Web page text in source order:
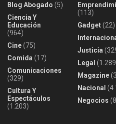
Blog Abogado (5)
Ciencia Y
Educación
(964)
Cine(75)
Comida (17)
Comunicaciones
(329)
Cultura Y
Espectáculos
(1.203)
(113)
Gadget(22)
Justicia
Legal
Magazine
Nacional
Negocios